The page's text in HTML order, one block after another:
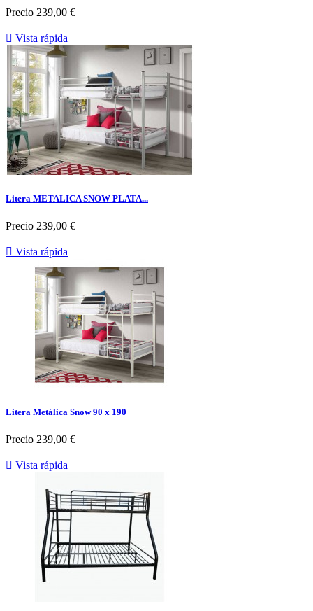
Precio 239,00 €
 Vista rápida
Litera METALICA SNOW PLATA...
Precio 239,00 €
 Vista rápida
Litera Metálica Snow 90 x 190
Precio 239,00 €
 Vista rápida